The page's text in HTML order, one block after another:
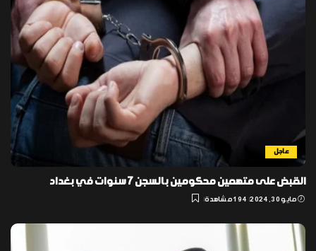
عاجل
القبض على متهمين محكومين بالسجن 7 سنوات في بغداد
مايو 30, 2024 194 مشاهدة